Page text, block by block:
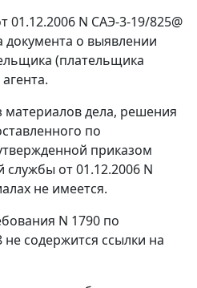
01.12.2006 N САЭ-3-19/825@
о выявлении
(плательщика
материалов дела, решения
по
приказом
от 01.12.2006 N
не имеется.
N 1790 по
содержится ссылки на